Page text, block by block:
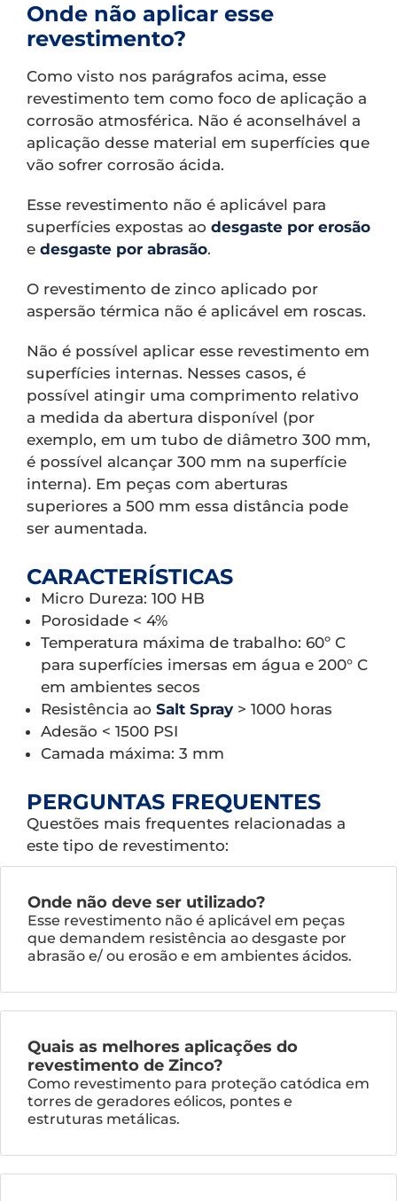
Onde não aplicar esse
revestimento?
Como visto nos parágrafos acima, esse
revestimento tem como foco de aplicação a
corrosão atmosférica. Não é aconselhável a
aplicação desse material em superfícies que
vão sofrer corrosão ácida.
Esse revestimento não é aplicável para
superfícies expostas ao desgaste por erosão
e desgaste por abrasão.
O revestimento de zinco aplicado por
aspersão térmica não é aplicável em roscas.
Não é possível aplicar esse revestimento em
superfícies internas. Nesses casos, é
possível atingir uma comprimento relativo
a medida da abertura disponível (por
exemplo, em um tubo de diâmetro 300 mm,
é possível alcançar 300 mm na superfície
interna). Em peças com aberturas
superiores a 500 mm essa distância pode
ser aumentada.
CARACTERÍSTICAS
Micro Dureza: 100 HB
Porosidade < 4%
Temperatura máxima de trabalho: 60º C
para superfícies imersas em água e 200° C
em ambientes secos
Resistência ao Salt Spray > 1000 horas
Adesão < 1500 PSI
Camada máxima: 3 mm
PERGUNTAS FREQUENTES
Questões mais frequentes relacionadas a
este tipo de revestimento:
Onde não deve ser utilizado?
Esse revestimento não é aplicável em peças
que demandem resistência ao desgaste por
abrasão e/ ou erosão e em ambientes ácidos.
Quais as melhores aplicações do
revestimento de Zinco?
Como revestimento para proteção catódica em
torres de geradores eólicos, pontes e
estruturas metálicas.